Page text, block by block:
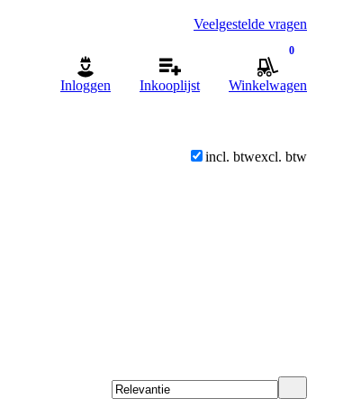
Veelgestelde vragen
Inloggen Inkooplijst
0
Winkelwagen
incl. btwexcl. btw